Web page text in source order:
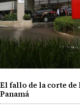
El fallo de la corte de
Panamá